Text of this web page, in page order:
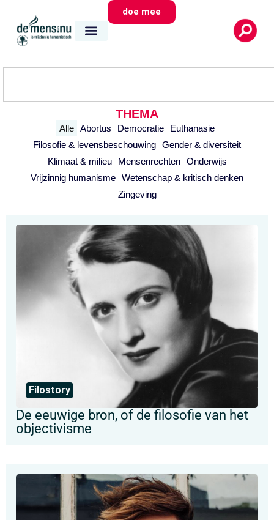
doe mee
THEMA
Abortus Democratie
Euthanasie
Filosofie & levensbeschouwing Gender & diversiteit
Klimaat & milieu
Mensenrechten
Onderwijs
Vrijzinnig humanisme Wetenschap & kritisch denken
Zingeving
Alle
Filostory
De eeuwige bron, of de filosofie van het
objectivisme